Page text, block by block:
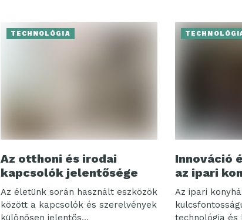
TECHNOLÓGIA
Az otthoni és irodai
kapcsolók jelentősége
Az életünk során használt eszközök
között a kapcsolók és szerelvények
különösen jelentős...
Innováció
az ipari
Az ipari
technológia és